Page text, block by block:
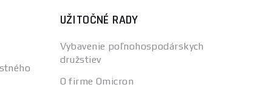
UŽITOČNÉ RADY
Vybavenie poľnohospodárskych
družstiev
O firme Omicron